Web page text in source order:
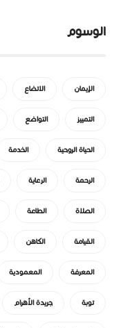
الوسوم
الإيمان الاتضاع
التمييز التواضع
الحياة الروحية الخدمة
الرحمة الرعاية
الصلاة الطاعة
القيامة الكاهن
المعرفة المعمودية
توبة جريدة الأهرام